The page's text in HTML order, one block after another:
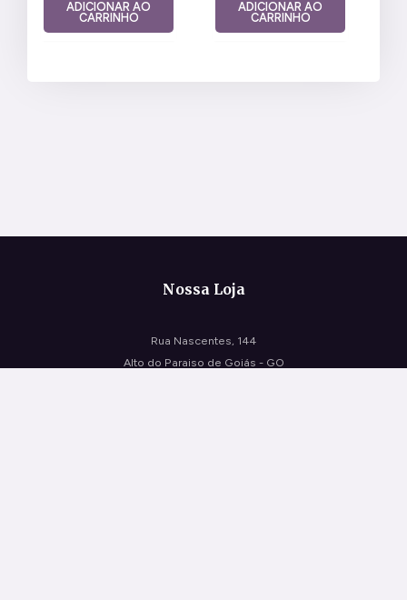
ADICIONAR AO
CARRINHO
ADICIONAR AO
CARRINHO
Nossa Loja
Rua Nascentes, 144
Alto do Paraiso de Goiás - GO